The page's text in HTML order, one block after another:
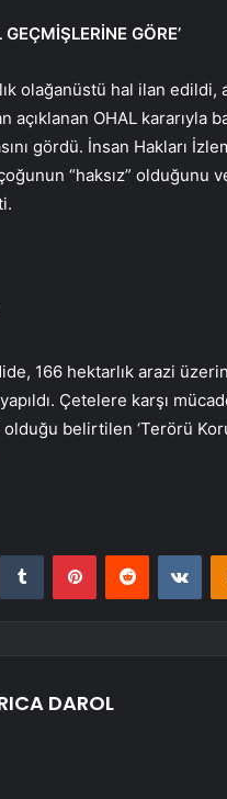
GÖRE’
olağanüstü hal ilan
OHAL kararıyla
gördü. İnsan Hakları
“haksız” olduğunu
166 hektarlık arazi
Çetelere karşı
belirtilen ‘Terörü
Tumblr PinterestReddit
DAROL